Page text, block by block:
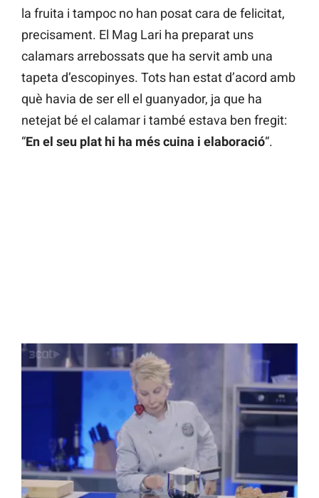
la fruita i tampoc no han posat cara de felicitat,
precisament. El Mag Lari ha preparat uns
calamars arrebossats que ha servit amb una
tapeta d’escopinyes. Tots han estat d’acord amb
què havia de ser ell el guanyador, ja que ha
netejat bé el calamar i també estava ben fregit:
“En el seu plat hi ha més cuina i elaboració“.